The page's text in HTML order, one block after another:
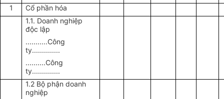
1
Cổ phần hóa
1.1. Doanh nghiệp
độc lập
...........Công
ty..............
..........Công
ty..............
1.2 Bộ phận doanh
nghiệp